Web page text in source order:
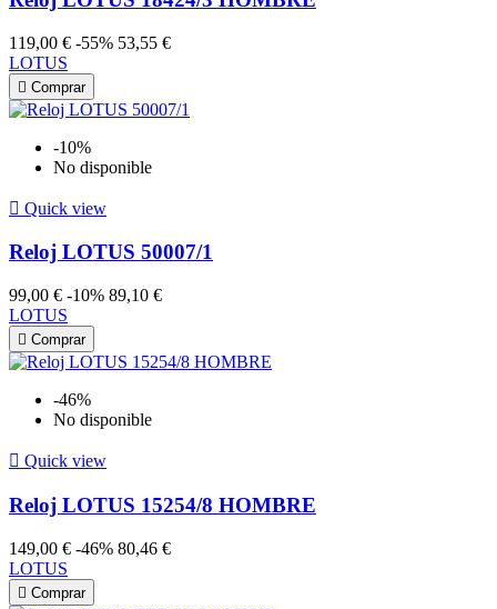
119,00 € -55% 53,55 €
LOTUS
 Comprar
-10%
No disponible
 Quick view
Reloj LOTUS 50007/1
99,00 € -10% 89,10 €
LOTUS
 Comprar
-46%
No disponible
 Quick view
Reloj LOTUS 15254/8 HOMBRE
149,00 € -46% 80,46 €
LOTUS
 Comprar